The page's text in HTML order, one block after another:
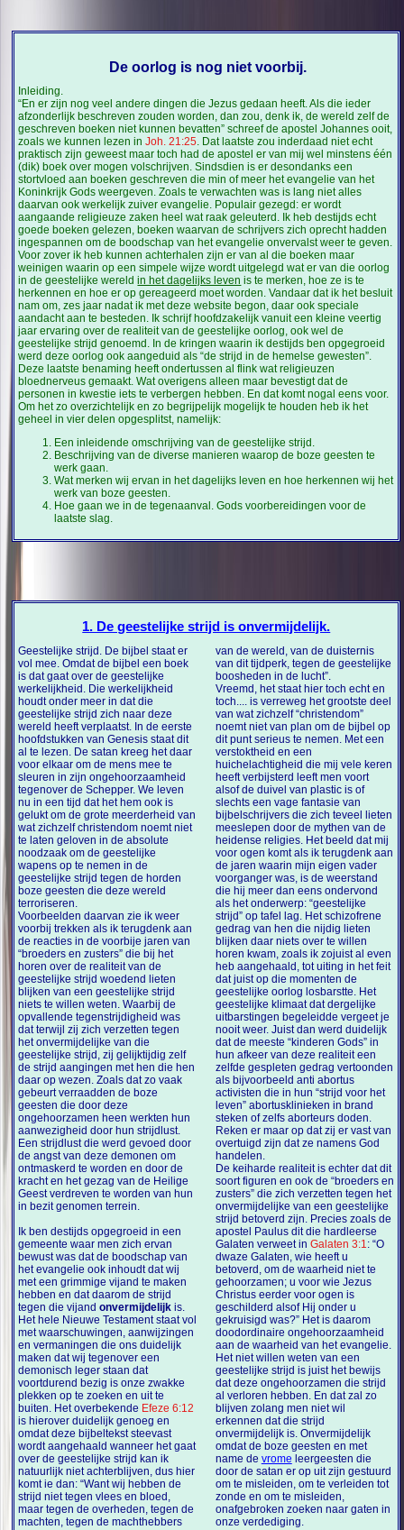
De oorlog is nog niet voorbij.
Inleiding.
“En er zijn nog veel andere dingen die Jezus gedaan heeft. Als die ieder
afzonderlijk beschreven zouden worden, dan zou, denk ik, de wereld zelf de
geschreven boeken niet kunnen bevatten” schreef de apostel Johannes ooit,
zoals we kunnen lezen inJoh. 21:25. Dat laatste zou inderdaad niet echt
praktisch zijn geweest maar toch had de apostel er van mij wel minstens één
(dik) boek over mogen volschrijven. Sindsdien is er desondanks een
stortvloed aan boeken geschreven die min of meer het evangelie van het
Koninkrijk Gods weergeven. Zoals te verwachten was is lang niet alles
daarvan ook werkelijk zuiver evangelie. Populair gezegd: er wordt
aangaande religieuze zaken heel wat raak geleuterd. Ik heb destijds echt
goede boeken gelezen, boeken waarvan de schrijvers zich oprecht hadden
ingespannen om de boodschap van het evangelie onvervalst weer te geven.
Voor zover ik heb kunnen achterhalen zijn er van al die boeken maar
weinigen waarin op een simpele wijze wordt uitgelegd wat er van die oorlog
in de geestelijke wereldin het dagelijks leven is te merken, hoe ze is te
herkennen en hoe er op gereageerd moet worden. Vandaar dat ik het besluit
nam om, zes jaar nadat ik met deze website begon, daar ook speciale
aandacht aan te besteden. Ik schrijf hoofdzakelijk vanuit een kleine veertig
jaar ervaring over de realiteit van de geestelijke oorlog, ook wel de
geestelijke strijd genoemd. In de kringen waarin ik destijds ben opgegroeid
werd deze oorlog ook aangeduid als “de strijd in de hemelse gewesten”.
Deze laatste benaming heeft ondertussen al flink wat religieuzen
bloednerveus gemaakt. Wat overigens alleen maar bevestigt dat de
personen in kwestie iets te verbergen hebben. En dat komt nogal eens voor.
Om het zo overzichtelijk en zo begrijpelijk mogelijk te houden heb ik het
geheel in vier delen opgesplitst, namelijk:
Een inleidende omschrijving van de geestelijke strijd.
Beschrijving van de diverse manieren waarop de boze geesten te
werk gaan.
Wat merken wij ervan in het dagelijks leven en hoe herkennen wij het
werk van boze geesten.
Hoe gaan we in de tegenaanval. Gods voorbereidingen voor de
laatste slag.
1. De geestelijke strijd is onvermijdelijk.
Geestelijke strijd. De bijbel staat er
vol mee. Omdat de bijbel een boek
is dat gaat over de geestelijke
werkelijkheid. Die werkelijkheid
houdt onder meer in dat die
geestelijke strijd zich naar deze
wereld heeft verplaatst. In de eerste
hoofdstukken van Genesis staat dit
al te lezen. De satan kreeg het daar
voor elkaar om de mens mee te
sleuren in zijn ongehoorzaamheid
tegenover de Schepper. We leven
nu in een tijd dat het hem ook is
gelukt om de grote meerderheid van
wat zichzelf christendom noemt niet
te laten geloven in de absolute
noodzaak om de geestelijke
wapens op te nemen in de
geestelijke strijd tegen de horden
boze geesten die deze wereld
terroriseren.
Voorbeelden daarvan zie ik weer
voorbij trekken als ik terugdenk aan
de reacties in de voorbije jaren van
“broeders en zusters” die bij het
horen over de realiteit van de
geestelijke strijd woedend lieten
blijken van een geestelijke strijd
niets te willen weten. Waarbij de
opvallende tegenstrijdigheid was
dat terwijl zij zich verzetten tegen
het onvermijdelijke van die
geestelijke strijd, zij gelijktijdig zelf
de strijd aangingen met hen die hen
daar op wezen. Zoals dat zo vaak
gebeurt verraadden de boze
geesten die door deze
ongehoorzamen heen werkten hun
aanwezigheid door hun strijdlust.
Een strijdlust die werd gevoed door
de angst van deze demonen om
ontmaskerd te worden en door de
kracht en het gezag van de Heilige
Geest verdreven te worden van hun
in bezit genomen terrein.
Ik ben destijds opgegroeid in een
gemeente waar men zich ervan
bewust was dat de boodschap van
het evangelie ook inhoudt dat wij
met een grimmige vijand te maken
hebben en dat daarom de strijd
tegen die vijandonvermijdelijk is.
Het hele Nieuwe Testament staat vol
met waarschuwingen, aanwijzingen
en vermaningen die ons duidelijk
maken dat wij tegenover een
demonisch leger staan dat
voortdurend bezig is onze zwakke
plekken op te zoeken en uit te
buiten. Het overbekende Efeze 6:12
is hierover duidelijk genoeg en
omdat deze bijbeltekst steevast
wordt aangehaald wanneer het gaat
over de geestelijke strijd kan ik
natuurlijk niet achterblijven, dus hier
komt ie dan: “Want wij hebben de
strijd niet tegen vlees en bloed,
maar tegen de overheden, tegen de
machten, tegen de machthebbers
van de wereld, van de duisternis
van dit tijdperk, tegen de geestelijke
boosheden in de lucht”.
Vreemd, het staat hier toch echt en
toch.... is verreweg het grootste deel
van wat zichzelf “christendom”
noemt niet van plan om de bijbel op
dit punt serieus te nemen. Met een
verstoktheid en een
huichelachtigheid die mij vele keren
heeft verbijsterd leeft men voort
alsof de duivel van plastic is of
slechts een vage fantasie van
bijbelschrijvers die zich teveel lieten
meeslepen door de mythen van de
heidense religies. Het beeld dat mij
voor ogen komt als ik terugdenk aan
de jaren waarin mijn eigen vader
voorganger was, is de weerstand
die hij meer dan eens ondervond
als het onderwerp: “geestelijke
strijd” op tafel lag. Het schizofrene
gedrag van hen die nijdig lieten
blijken daar niets over te willen
horen kwam, zoals ik zojuist al even
heb aangehaald, tot uiting in het feit
dat juist op die momenten de
geestelijke oorlog losbarstte. Het
geestelijke klimaat dat dergelijke
uitbarstingen begeleidde vergeet je
nooit weer. Juist dan werd duidelijk
dat de meeste “kinderen Gods” in
hun afkeer van deze realiteit een
zelfde gespleten gedrag vertoonden
als bijvoorbeeld anti abortus
activisten die in hun “strijd voor het
leven” abortusklinieken in brand
steken of zelfs aborteurs doden.
Reken er maar op dat zij er vast van
overtuigd zijn dat ze namens God
handelen.
De keiharde realiteit is echter dat dit
soort figuren en ook de “broeders en
zusters” die zich verzetten tegen het
onvermijdelijke van een geestelijke
strijd betoverd zijn. Precies zoals de
apostel Paulus dit die hardleerse
Galaten verweet in Galaten 3:1: “O
dwaze Galaten, wie heeft u
betoverd, om de waarheid niet te
gehoorzamen; u voor wie Jezus
Christus eerder voor ogen is
geschilderd alsof Hij onder u
gekruisigd was?” Het is daarom
doodordinaire ongehoorzaamheid
aan de waarheid van het evangelie.
Het niet willen weten van een
geestelijke strijd is juist het bewijs
dat deze ongehoorzamen die strijd
al verloren hebben. En dat zal zo
blijven zolang men niet wil
erkennen dat die strijd
onvermijdelijk is. Onvermijdelijk
omdat de boze geesten en met
name de vrome
door de satan er op uit zijn gestuurd
om te misleiden, om te verleiden tot
zonde en om te misleiden,
onafgebroken zoeken naar gaten in
onze verdediging.